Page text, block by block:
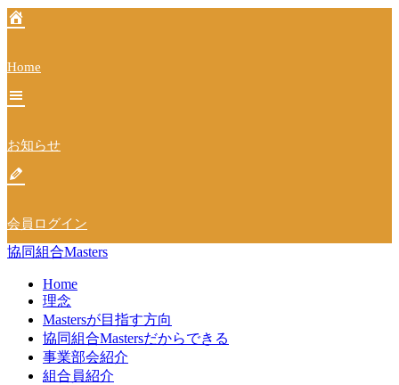
ー
ョ
ン
Home
お知らせ
会員ログイン
協同組合Masters
Home
理念
Mastersが目指す方向
協同組合Mastersだからできる
事業部会紹介
組合員紹介